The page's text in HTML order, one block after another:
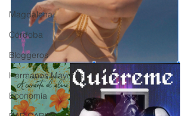
Magdalena
Córdoba
Bloggeros
Hermanos Mayores
Economía